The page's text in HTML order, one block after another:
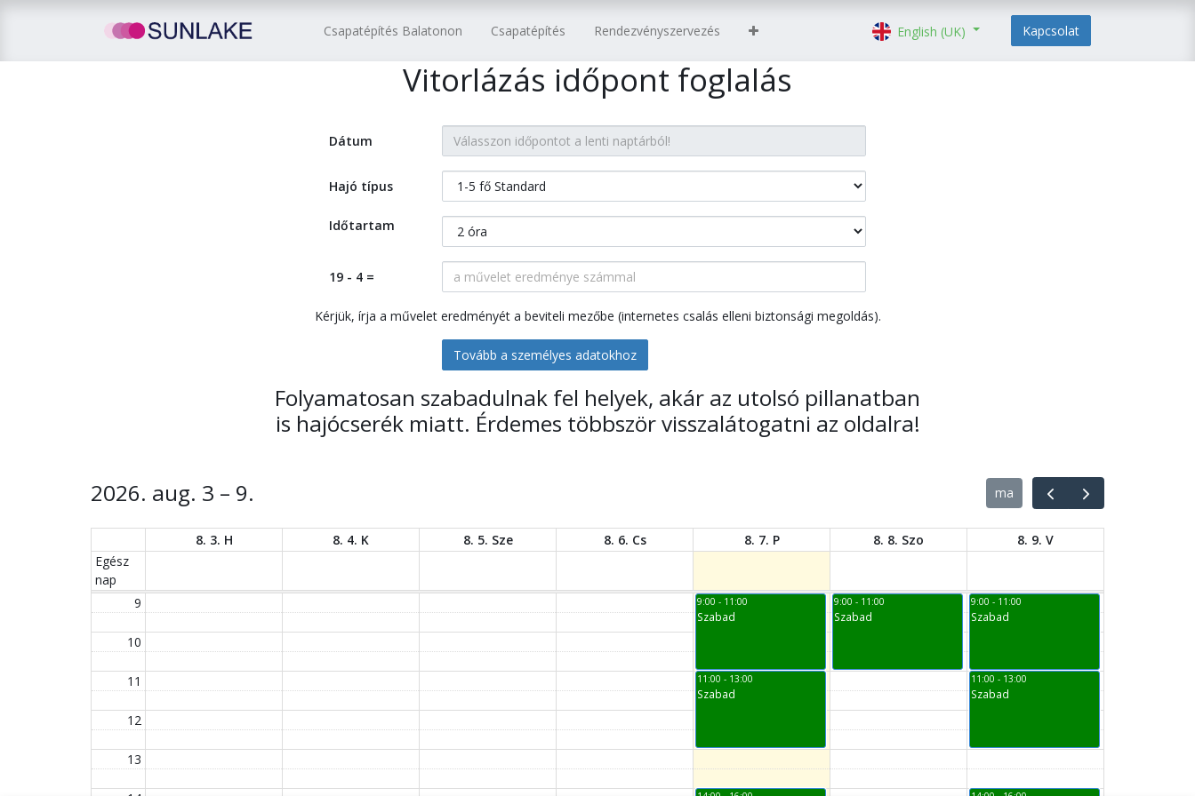
Csapatépítés Balatonon Csapatépítés Rendezvényszervezés English (UK) Kapcsolat
Vitorlázás időpont foglalás
Dátum
Hajó típus
Időtartam
19 - 4 =
Kérjük, írja a művelet eredményét a beviteli mezőbe (internetes csalás elleni biztonsági megoldás).
Tovább a személyes adatokhoz
Folyamatosan szabadulnak fel helyek, akár az utolsó pillanatban
is hajócserék miatt. Érdemes többször visszalátogatni az oldalra!
2026. aug. 3 – 9. ma
8. 3. H 8. 4. K 8. 5. Sze 8. 6. Cs 8. 7. P 8. 8. Szo
8. 9. V
Egész
nap
9
10
11
12
13
9:00 - 11:00
Szabad
11:00 - 13:00
Szabad
9:00 - 11:00
Szabad
9:00 - 11:00
Szabad
11:00 - 13:00
Szabad